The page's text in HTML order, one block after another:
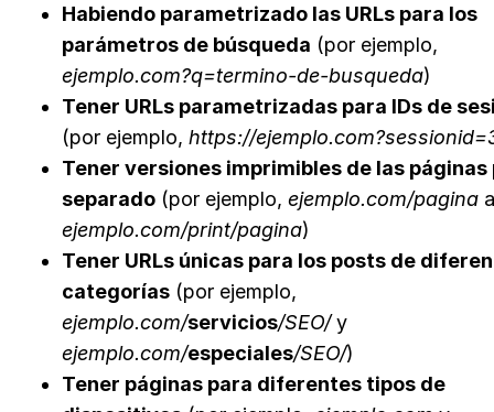
Habiendo parametrizado las URLs para los
parámetros de búsqueda (por ejemplo,
ejemplo.com?q=termino-de-busqueda)
Tener URLs parametrizadas para IDs de
(por ejemplo, https://
Tener versiones imprimibles de las páginas
separado (por ejemplo, ejemplo.com/pagina
ejemplo.com/print/pagina)
Tener URLs únicas para los posts de
categorías (por ejemplo,
ejemplo.com/servicios/SEO/y
ejemplo.com/especiales/SEO/)
Tener páginas para diferentes tipos de